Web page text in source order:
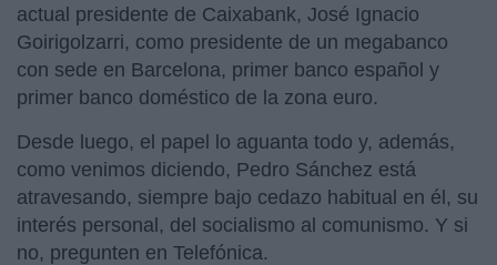
actual presidente de Caixabank, José Ignacio
Goirigolzarri, como presidente de un megabanco
con sede en Barcelona, primer banco español y
primer banco doméstico de la zona euro.
Desde luego, el papel lo aguanta todo y, además,
como venimos diciendo, Pedro Sánchez está
atravesando, siempre bajo cedazo habitual en él, su
interés personal, del socialismo al comunismo. Y si
no, pregunten en Telefónica.